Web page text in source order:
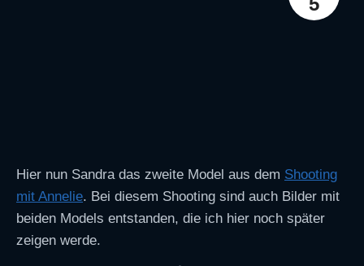
Hier nun Sandra das zweite Model aus dem Shooting
mit Annelie. Bei diesem Shooting sind auch Bilder mit
beiden Models entstanden, die ich hier noch später
zeigen werde.